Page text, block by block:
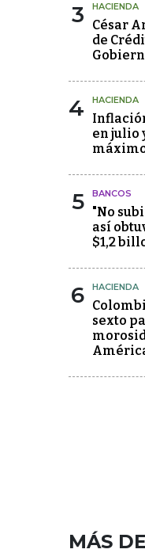
3 HACIENDA
César
de
4 HACIENDA
en julio
5 BANCOS
"No
así
$1,2
6 HACIENDA
sexto
MÁS